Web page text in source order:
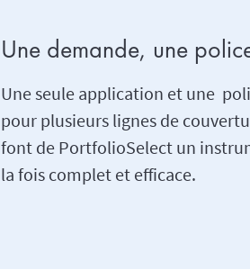
Une demande, une
Une seule application et une
pour plusieurs lignes de
font de PortfolioSelect un
la fois complet et efficace.